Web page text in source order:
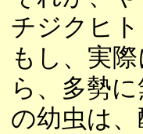
チジクヒ
もし、実
ら、多勢
の幼虫は